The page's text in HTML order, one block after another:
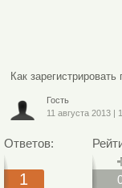
Как
Гость
11 августа 2013|
Ответов:
1